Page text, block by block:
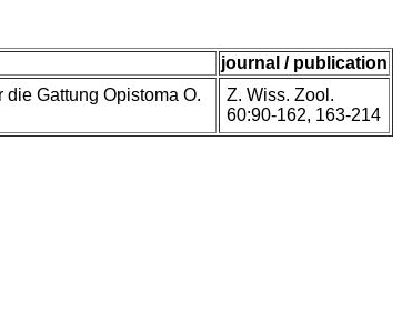
journal / publication
Gattung Opistoma O.
Z. Wiss. Zool.
60:90-162, 163-214